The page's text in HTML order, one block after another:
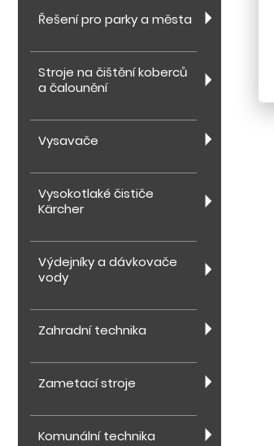
Řešení pro parky a města
Stroje na čištění koberců
a čalounění
Vysavače
Vysokotlaké čističe
Kärcher
Výdejníky a dávkovače
vody
Zahradní technika
Zametací stroje
Komunální technika